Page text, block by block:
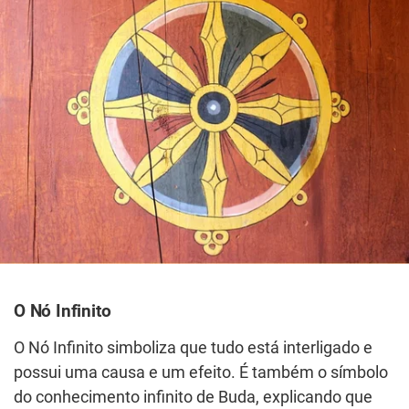
O Nó Infinito
O Nó Infinito simboliza que tudo está interligado e
possui uma causa e um efeito. É também o símbolo
do conhecimento infinito de Buda, explicando que